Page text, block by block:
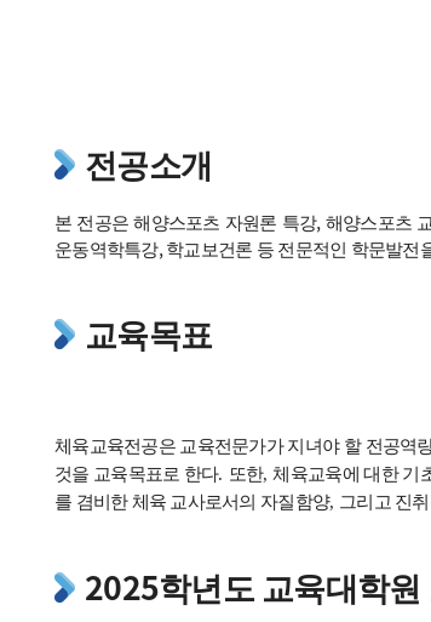
전공소개
본 전공은 해양스포츠 자원론 특강, 해양스포츠
운동역학특강, 학교보건론 등 전문적인 학문발
교육목표
체육교육전공은 교육전문가가 지녀야 할 전공역
것을 교육목표로 한다. 또한, 체육교육에 대한 기
를 겸비한 체육 교사로서의 자질함양, 그리고 진
2025학년도 교육대학원